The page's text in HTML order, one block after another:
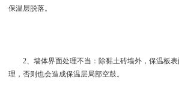
保温层脱落。
2、墙体界面处理不当：除黏土砖墙外，保温板表
理，否则也会造成保温层局部空鼓。